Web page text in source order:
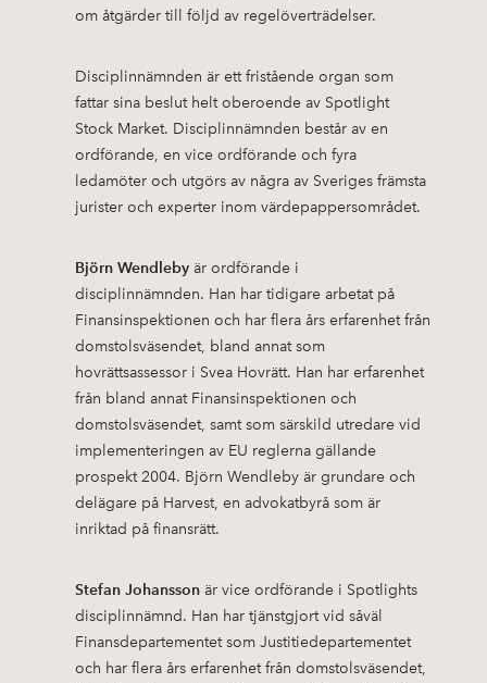
om åtgärder till följd av regelöverträdelser.
Disciplinnämnden är ett fristående organ som
fattar sina beslut helt oberoende av Spotlight
Stock Market. Disciplinnämnden består av en
ordförande, en vice ordförande och fyra
ledamöter och utgörs av några av Sveriges främsta
jurister och experter inom värdepappersområdet.
Björn Wendlebyär ordförande i
disciplinnämnden. Han har tidigare arbetat på
Finansinspektionen och har flera års erfarenhet från
domstolsväsendet, bland annat som
hovrättsassessor i Svea Hovrätt. Han har erfarenhet
från bland annat Finansinspektionen och
domstolsväsendet, samt som särskild utredare vid
implementeringen av EU reglerna gällande
prospekt 2004. Björn Wendleby är grundare och
delägare på Harvest, en advokatbyrå som är
inriktad på finansrätt.
Stefan Johanssonär vice ordförande i Spotlights
disciplinnämnd. Han har tjänstgjort vid såväl
Finansdepartementet som Justitiedepartementet
och har flera års erfarenhet från domstolsväsendet,